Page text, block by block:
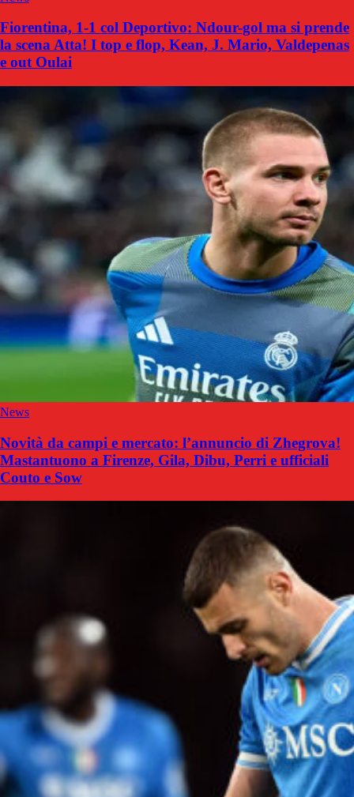
Fiorentina, 1-1 col Deportivo: Ndour-gol ma si prende
la scena Atta! I top e flop, Kean, J. Mario, Valdepenas
e out Oulai
News
Novità da campi e mercato: l’annuncio di Zhegrova!
Mastantuono a Firenze, Gila, Dibu, Perri e ufficiali
Couto e Sow